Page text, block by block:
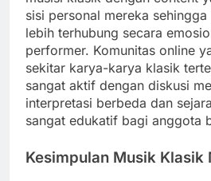
sisi personal mereka
lebih terhubung secara
performer. Komunitas online
sekitar karya-karya klasik
sangat aktif dengan diskusi
interpretasi berbeda dan
sangat edukatif bagi anggota
Kesimpulan Musik Klasik